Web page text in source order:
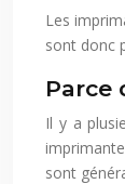
Les
sont donc
Parce
Il y a
sont